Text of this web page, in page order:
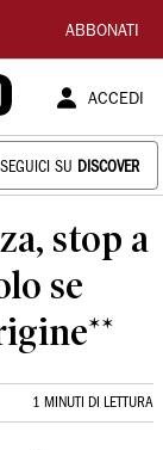
ABBONATI
ACCEDI
SEGUICI SU DISCOVER
stop a
se
1 MINUTI DI LETTURA